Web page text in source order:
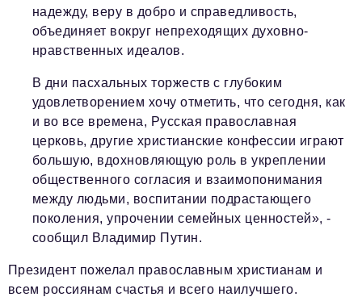
надежду, веру в добро и справедливость,
объединяет вокруг непреходящих духовно-
нравственных идеалов.
В дни пасхальных торжеств с глубоким
удовлетворением хочу отметить, что сегодня, как
и во все времена, Русская православная
церковь, другие христианские конфессии играют
большую, вдохновляющую роль в укреплении
общественного согласия и взаимопонимания
между людьми, воспитании подрастающего
поколения, упрочении семейных ценностей», -
сообщил Владимир Путин.
Президент пожелал православным христианам и
всем россиянам счастья и всего наилучшего.